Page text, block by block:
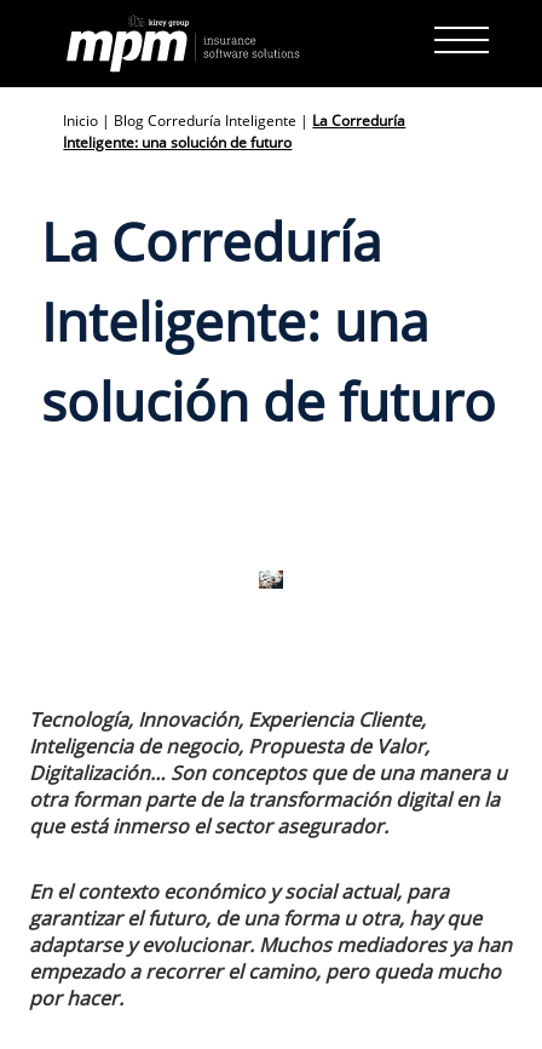
content
Inicio | Blog Correduría Inteligente | La Correduría
Inteligente: una solución de futuro
La Correduría
Inteligente: una
solución de futuro
Tecnología, Innovación, Experiencia Cliente,
Inteligencia de negocio, Propuesta de Valor,
Digitalización… Son conceptos que de una manera u
otra forman parte de la transformación digital en la
que está inmerso el sector asegurador.
En el contexto económico y social actual, para
garantizar el futuro, de una forma u otra, hay que
adaptarse y evolucionar. Muchos mediadores ya han
empezado a recorrer el camino, pero queda mucho
por hacer.